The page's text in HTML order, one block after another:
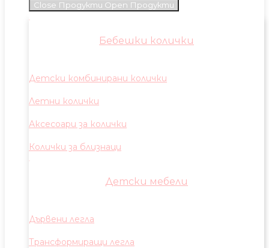
Close Продукти Open Продукти
Бебешки колички
Детски комбинирани колички
Летни колички
Аксесоари за колички
Колички за близнаци
Детски мебели
Дървени легла
Трансформиращи легла